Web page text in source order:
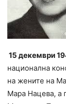
15 декември
национална
на жените на
Мара Нацева, а